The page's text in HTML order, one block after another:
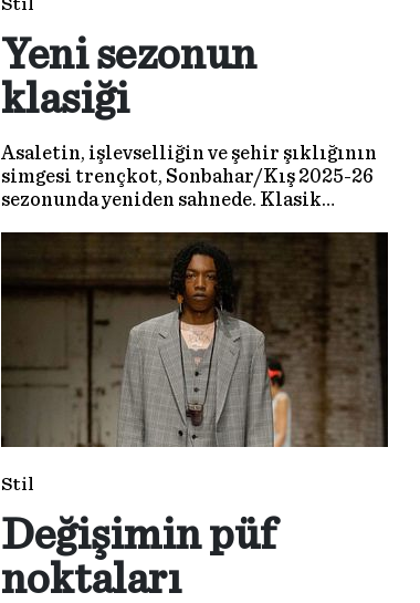
Stil
Yeni sezonun
klasiği
Asaletin, işlevselliğin ve şehir şıklığının
simgesi trençkot, Sonbahar/Kış 2025-26
sezonunda yeniden sahnede. Klasik
dokunuşlarla güncellenen modeller,
erkek modasında güçlü bir duruş
sergiliyor.
Stil
Değişimin püf
noktaları